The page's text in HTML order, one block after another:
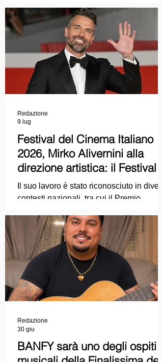
Festival del Cinema Italiano
2026, Mirko Alivernini alla
direzione artistica: il Festival
punta sul dialogo tra tradizione
e nuove tecnologie
Il suo lavoro è stato riconosciuto in diversi
contesti nazionali, tra cui il Premio
Premio Starlight assegnato nell'ambito
della Mostra Internazionale d'Arte
Cinematografica di Venezia e le
collaborazioni con la Roma Film
Academy, dove ha tenuto incontri e
masterclass dedicati all'evoluzione del
linguaggio cinematografico.
Redazione
9 lug
BANFY sarà uno degli ospiti
Redazione
30 giu